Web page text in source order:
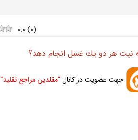
0.0(0)
نيت هر دو يك غسل انجام دهد؟
جهت عضويت در كانال "مقلدين مراجع تقليد"